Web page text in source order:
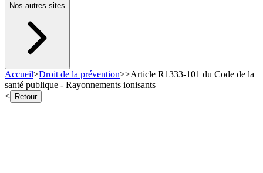
Nos autres sites
Accueil>Droit de la prévention>>Article R1333-101 du Code de la
santé publique - Rayonnements ionisants
<
Retour